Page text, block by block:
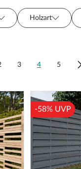
Holzart
3 4 5
-58% UVP